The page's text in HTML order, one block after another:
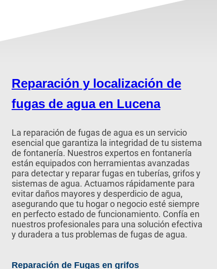
Reparación y localización de
fugas de agua en Lucena
La reparación de fugas de agua es un servicio
esencial que garantiza la integridad de tu sistema
de fontanería. Nuestros expertos en fontanería
están equipados con herramientas avanzadas
para detectar y reparar fugas en tuberías, grifos y
sistemas de agua. Actuamos rápidamente para
evitar daños mayores y desperdicio de agua,
asegurando que tu hogar o negocio esté siempre
en perfecto estado de funcionamiento. Confía en
nuestros profesionales para una solución efectiva
y duradera a tus problemas de fugas de agua.
Reparación de Fugas en grifos